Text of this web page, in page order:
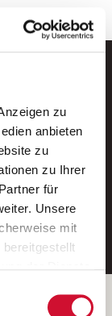
zu
anbieten
zu
zu Ihrer
für
Unsere
mit
so stimmen
AWO